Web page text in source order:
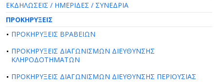
ΕΚΔΗΛΩΣΕΙΣ / ΗΜΕΡΙΔΕΣ / ΣΥΝΕΔΡΙΑ
ΠΡΟΚΗΡΥΞΕΙΣ
ΠΡΟΚΗΡΥΞΕΙΣ ΒΡΑΒΕΙΩΝ
ΠΡΟΚΗΡΥΞΕΙΣ ΔΙΑΓΩΝΙΣΜΩΝ ΔΙΕΥΘΥΝΣΗΣ
ΚΛΗΡΟΔΟΤΗΜΑΤΩΝ
ΠΡΟΚΗΡΥΞΕΙΣ ΔΙΑΓΩΝΙΣΜΩΝ ΔΙΕΥΘΥΝΣΗΣ ΠΕΡΙΟΥΣΙΑΣ